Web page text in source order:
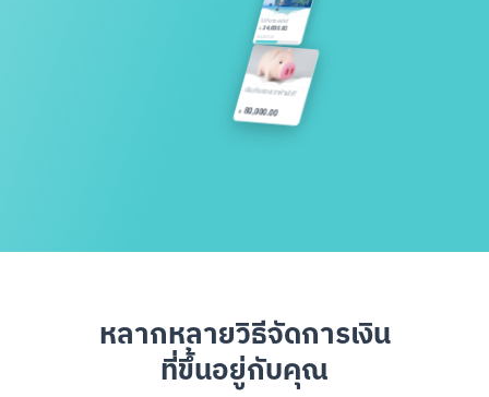
ไปเที่ยวทะเลกัน!
฿24,000.00
/48,000.00
เงินเก็บของเราห้ามใช้!
฿ 80,000.00
หลากหลายวิธีจัดการเงิน
ที่ขึ้นอยู่กับคุณ